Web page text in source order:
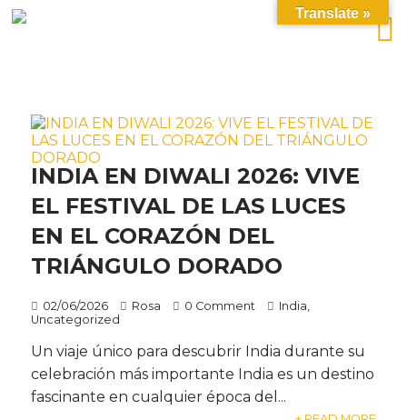
INDIA EN DIWALI 2026: VIVE
EL FESTIVAL DE LAS LUCES
EN EL CORAZÓN DEL
TRIÁNGULO DORADO
02/06/2026 Rosa 0 Comment India
Uncategorized
Un viaje único para descubrir India durante su
celebración más importante India es un destino
fascinante en cualquier época del...
Translate »